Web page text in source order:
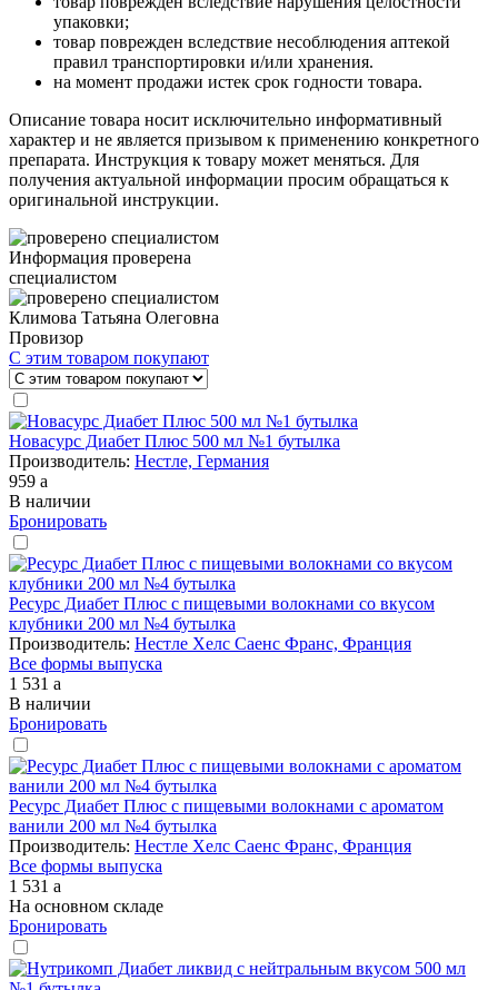
упаковки;
товар поврежден вследствие несоблюдения аптекой
правил транспортировки и/или хранения.
на момент продажи истек срок годности товара.
Описание товара носит исключительно информативный
характер и не является призывом к применению конкретного
препарата. Инструкция к товару может меняться. Для
получения актуальной информации просим обращаться к
оригинальной инструкции.
Информация проверена
специалистом
Климова Татьяна Олеговна
Провизор
С этим товаром покупают
Новасурс Диабет Плюс 500 мл №1 бутылка
Производитель: Нестле, Германия
959 a
В наличии
Бронировать
Ресурс Диабет Плюс с пищевыми волокнами со вкусом
клубники 200 мл №4 бутылка
Производитель: Нестле Хелс Саенс Франс, Франция
Все формы выпуска
1 531 a
В наличии
Бронировать
Ресурс Диабет Плюс с пищевыми волокнами с ароматом
ванили 200 мл №4 бутылка
Производитель: Нестле Хелс Саенс Франс, Франция
Все формы выпуска
1 531 a
На основном складе
Бронировать